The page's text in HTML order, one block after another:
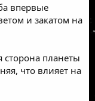
впервые
и закатом на
сторона планеты
что влияет на